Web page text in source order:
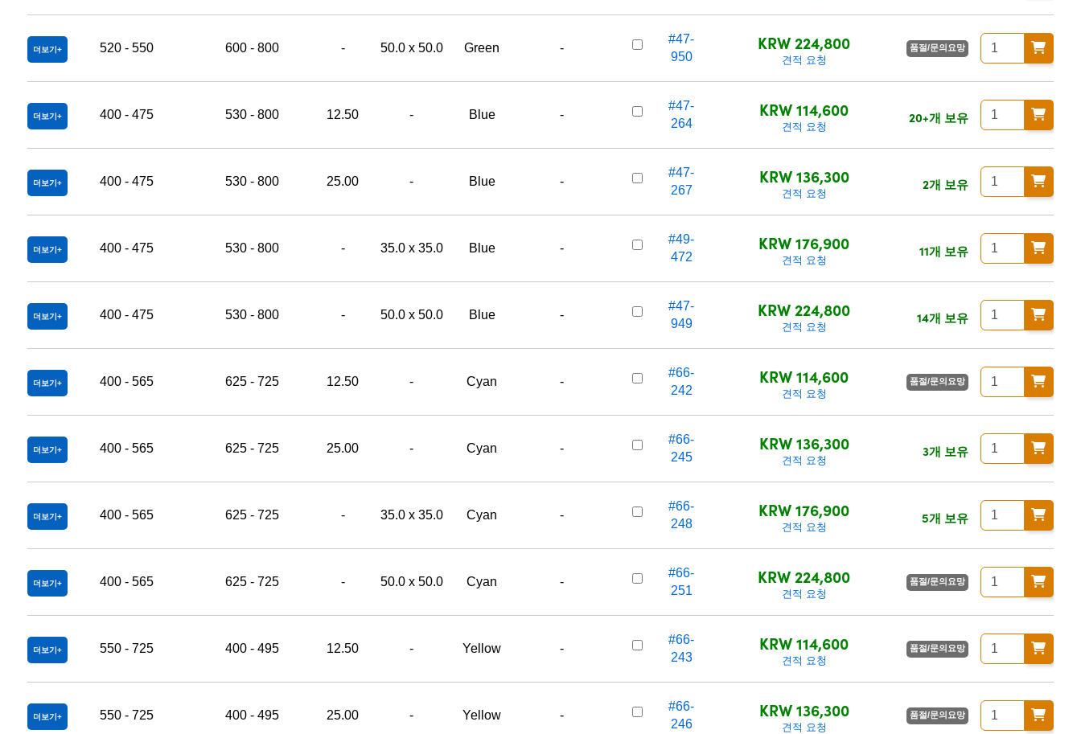
더보기 520 - 550 600 - 800 - 50.0 x 50.0 Green -
#47-
950
KRW 224,800
견적 요청
품절/문의요망
더보기 400 - 475 530 - 800 12.50 - Blue -
#47-
264
KRW 114,600
견적 요청
20+개 보유
더보기 400 - 475 530 - 800 25.00 - Blue -
#47-
267
KRW 136,300
견적 요청
2개 보유
더보기 400 - 475 530 - 800 - 35.0 x 35.0 Blue -
#49-
472
KRW 176,900
견적 요청
11개 보유
더보기 400 - 475 530 - 800 - 50.0 x 50.0 Blue -
#47-
949
KRW 224,800
견적 요청
14개 보유
더보기 400 - 565 625 - 725 12.50 - Cyan -
#66-
242
KRW 114,600
견적 요청
품절/문의요망
더보기 400 - 565 625 - 725 25.00 - Cyan -
#66-
245
KRW 136,300
견적 요청
3개 보유
더보기 400 - 565 625 - 725 - 35.0 x 35.0 Cyan -
#66-
248
KRW 176,900
견적 요청
5개 보유
더보기 400 - 565 625 - 725 - 50.0 x 50.0 Cyan -
#66-
251
KRW 224,800
견적 요청
품절/문의요망
더보기 550 - 725 400 - 495 12.50 - Yellow -
#66-
243
KRW 114,600
견적 요청
품절/문의요망
더보기 550 - 725 400 - 495 25.00 - Yellow -
#66-
246
KRW 136,300
견적 요청
품절/문의요망